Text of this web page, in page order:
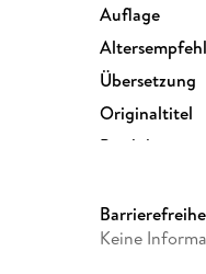
Auflage
Übersetzung
Originaltitel
Produktart
ISBN
Keine